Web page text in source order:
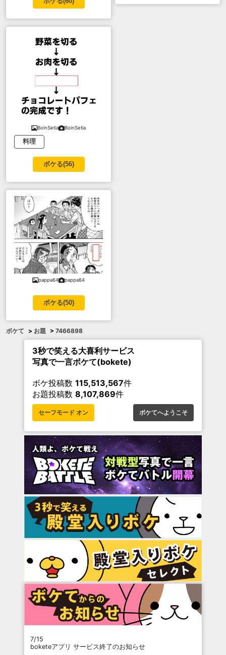
BoinSetia BoinSetia
料理
ボケる(56)
pappa64 pappa64
ボケる(50)
ボケて > お題 > 7466898
3秒で笑える大喜利サービス
写真で一言ボケて(bokete)
ボケ投稿数 115,513,567件
お題投稿数 8,107,869件
セーフモード オン ボケてへようこそ
7/15
boketeアプリ サービス終了のお知らせ